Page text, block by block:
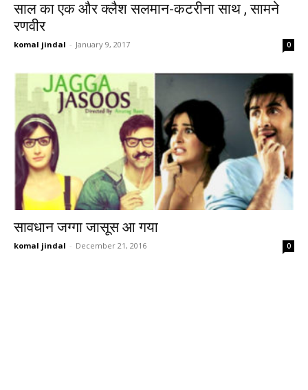
साल का एक और क्लैश सलमान-कटरीना साथ , सामने
रणवीर
komal jindal - January 9, 2017 0
सावधान जग्गा जासूस आ गया
komal jindal - December 21, 2016 0